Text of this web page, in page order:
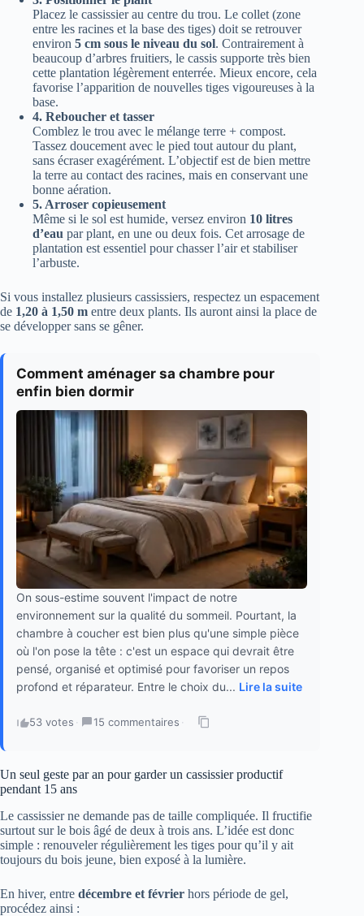
Placez le cassissier au centre du trou. Le collet (zone
entre les racines et la base des tiges) doit se retrouver
environ 5 cm sous le niveau du sol. Contrairement à
beaucoup d’arbres fruitiers, le cassis supporte très bien
cette plantation légèrement enterrée. Mieux encore, cela
favorise l’apparition de nouvelles tiges vigoureuses à la
base.
4. Reboucher et tasser
Comblez le trou avec le mélange terre + compost.
Tassez doucement avec le pied tout autour du plant,
sans écraser exagérément. L’objectif est de bien mettre
la terre au contact des racines, mais en conservant une
bonne aération.
5. Arroser copieusement
Même si le sol est humide, versez environ 10 litres
d’eau par plant, en une ou deux fois. Cet arrosage de
plantation est essentiel pour chasser l’air et stabiliser
l’arbuste.
Si vous installez plusieurs cassissiers, respectez un espacement
de 1,20 à 1,50 m entre deux plants. Ils auront ainsi la place de
se développer sans se gêner.
Comment aménager sa chambre pour
enfin bien dormir
On sous-estime souvent l'impact de notre
environnement sur la qualité du sommeil. Pourtant, la
chambre à coucher est bien plus qu'une simple pièce
où l'on pose la tête : c'est un espace qui devrait être
pensé, organisé et optimisé pour favoriser un repos
profond et réparateur. Entre le choix du... Lire la suite
53 votes · 15 commentaires ·
Un seul geste par an pour garder un cassissier productif
pendant 15 ans
Le cassissier ne demande pas de taille compliquée. Il fructifie
surtout sur le bois âgé de deux à trois ans. L’idée est donc
simple : renouveler régulièrement les tiges pour qu’il y ait
toujours du bois jeune, bien exposé à la lumière.
En hiver, entre décembre et février hors période de gel,
procédez ainsi :